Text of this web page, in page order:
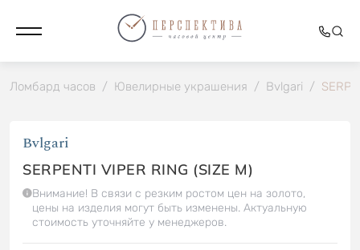
Ломбард часов / Ювелирные украшения / Bvlgari /
Bvlgari
SERPENTI VIPER RING (SIZE M)
Внимание! В связи с резким ростом цен на золото,
цены на изделия могут быть изменены. Актуальную
стоимость уточняйте у менеджеров.